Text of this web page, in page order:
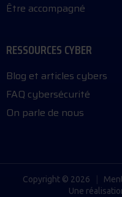
Être accompagné
RESSOURCES CYBER
Blog et articles cybers
FAQ cybersécurité
On parle de nous
Copyright © 2026
Une